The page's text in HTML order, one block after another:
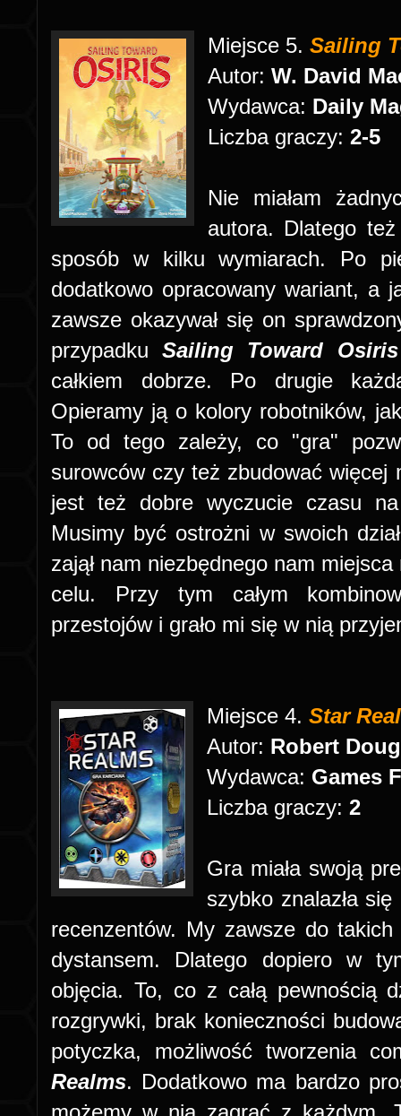
Miejsce 5. Sailing
Autor: W. David
Wydawca: Daily
Liczba graczy: 2-5
Nie miałam
autora. Dlatego
sposób w kilku wymiarach. Po
dodatkowo opracowany wariant, a
zawsze okazywał się on
przypadkuSailing Toward Osiris
całkiem dobrze. Po drugie
Opieramy ją o kolory robotników,
To od tego zależy, co "gra"
surowców czy też zbudować więcej
jest też dobre wyczucie czasu
Musimy być ostrożni w swoich
zajął nam niezbędnego nam
celu. Przy tym całym
przestojów i grało mi się w nią
Miejsce 4. Star
Autor: Robert
Wydawca: Games
Liczba graczy: 2
Gra miała swoją
szybko znalazła
recenzentów. My zawsze do
dystansem. Dlatego dopiero w
objęcia. To, co z całą pewnością
rozgrywki, brak konieczności
potyczka, możliwość tworzenia
Realms. Dodatkowo ma bardzo